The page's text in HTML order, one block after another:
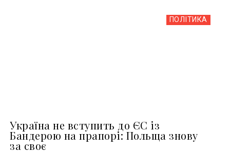
ПОЛІТИКА
Україна не вступить до ЄС із
Бандерою на прапорі: Польща знову
за своє